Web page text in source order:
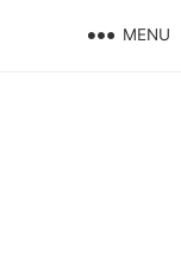
MENU